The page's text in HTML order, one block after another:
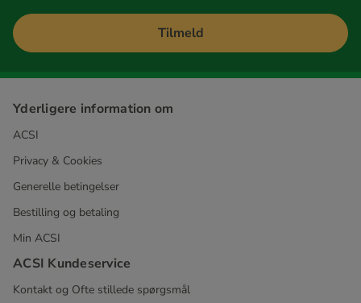
Tilmeld
Yderligere information om
ACSI
Privacy & Cookies
Generelle betingelser
Bestilling og betaling
Min ACSI
ACSI Kundeservice
Kontakt og Ofte stillede spørgsmål